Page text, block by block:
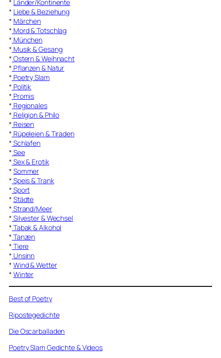
* Länder/Kontinente
* Liebe & Beziehung
* Märchen
* Mord & Totschlag
* München
* Musik & Gesang
* Ostern & Weihnacht
* Pflanzen & Natur
* Poetry Slam
* Politik
* Promis
* Regionales
* Religion & Philo
* Reisen
* Rüpeleien & Tiraden
* Schlafen
* See
* Sex & Erotik
* Sommer
* Speis & Trank
* Sport
* Städte
* Strand/Meer
* Silvester & Wechsel
* Tabak & Alkohol
* Tanzen
* Tiere
* Unsinn
* Wind & Wetter
* Winter
Best of Poetry
Ripostegedichte
Die Oscarballaden
Poetry Slam Gedichte & Videos